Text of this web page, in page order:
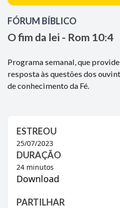
FÓRUM BÍBLICO
O fim da lei - Rom 10:4
Programa semanal, que
resposta às questões dos
de conhecimento da Fé.
ESTREOU
25/07/2023
DURAÇÃO
24 minutos
Download
PARTILHAR